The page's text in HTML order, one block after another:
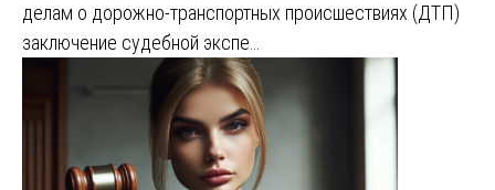
делам о дорожно-транспортных происшествиях (ДТП)
заключение судебной экспе…